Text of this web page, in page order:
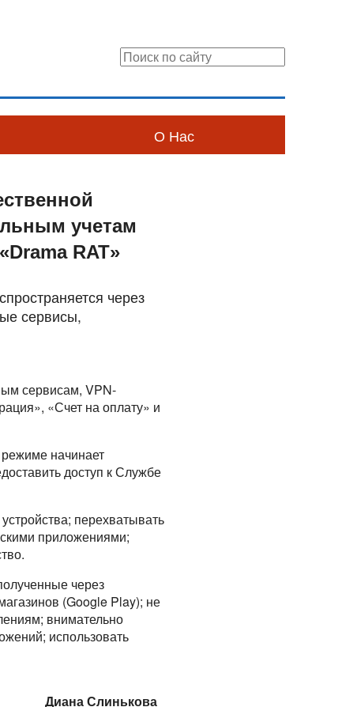
О Нас
учетам
RAT»
через
сервисы,
сервисам, VPN-
«Счет на оплату» и
начинает
доступ к Службе
перехватывать
приложениями;
через
(Google Play); не
внимательно
использовать
Диана Слинькова